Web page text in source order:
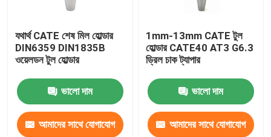
যথার্থ CATE শেষ মিল হোল্ডার
DIN6359 DIN1835B
ওয়েলডন টুল হোল্ডার
ভালো দাম
আমাদের সাথে যোগাযোগ
1mm-13mm CATE টুল
হোল্ডার CATE40 AT3 G6.3
ড্রিল চাক ট্যাপার
ভালো দাম
আমাদের সাথে যোগাযোগ